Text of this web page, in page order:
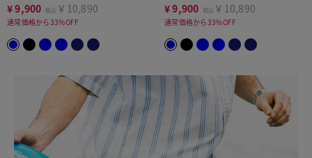
¥9,900 税込 ￥10,890
通常価格から33%OFF
¥9,900 税込 ￥10,890
通常価格から33%OFF